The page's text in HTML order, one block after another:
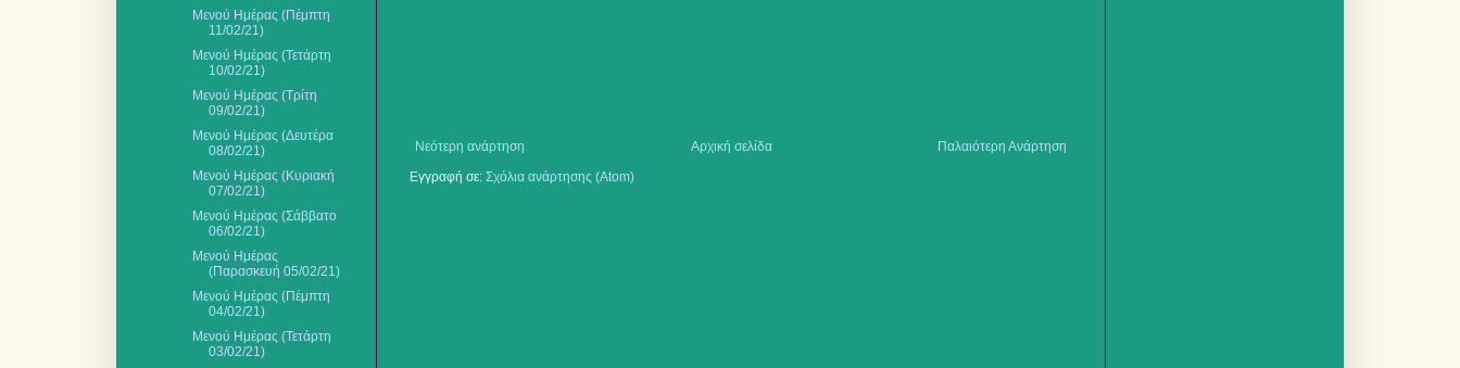
Νεότερη ανάρτηση Παλαιότερη Ανάρτηση
Αρχική σελίδα
Εγγραφή σε: Σχόλια ανάρτησης (Atom)
Μενού Ημέρας (Πέμπτη
11/02/21)
Μενού Ημέρας (Τετάρτη
10/02/21)
Μενού Ημέρας (Τρίτη
09/02/21)
Μενού Ημέρας (Δευτέρα
08/02/21)
Μενού Ημέρας (Κυριακή
07/02/21)
Μενού Ημέρας (Σάββατο
06/02/21)
Μενού Ημέρας
(Παρασκευή 05/02/21)
Μενού Ημέρας (Πέμπτη
04/02/21)
Μενού Ημέρας (Τετάρτη
03/02/21)